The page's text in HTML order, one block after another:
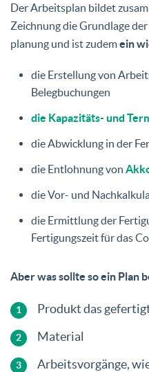
Der Arbeitsplan bildet
Zeichnung die Grundlage
planung und ist zudemein
die Erstellung von
Belegbuchungen
die Kapazitäts- und
die Abwicklung in der
die Entlohnung von
die Vor- und
die Ermittlung der
Fertigungszeit für das
Aber was sollte so ein Plan
Produkt das
Material
Arbeitsvorgänge,